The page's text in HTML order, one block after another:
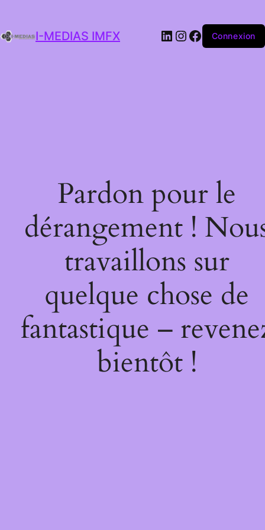
I-MEDIAS IMFX Connexion
Pardon pour le
dérangement !
travaillons sur
quelque chose de
fantastique –
bientôt !